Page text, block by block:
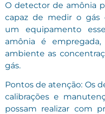
O detector de amônia
capaz de medir o gás
um equipamento
amônia é
ambiente as
gás.
Pontos de atenção: Os
calibrações e
possam realizar com